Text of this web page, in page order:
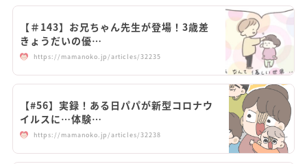
【＃143】お兄ちゃん先生が登場！3歳差
きょうだいの優…
https://mamanoko.jp/articles/32235
【#56】実録！ある日パパが新型コロナウ
イルスに…体験…
https://mamanoko.jp/articles/32238